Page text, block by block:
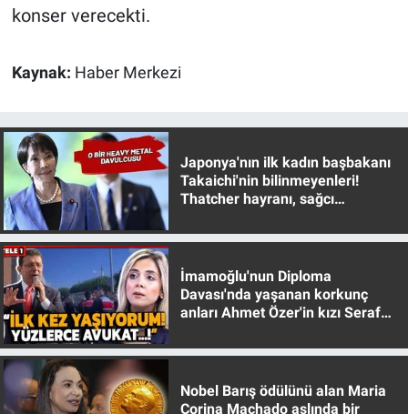
konser verecekti.
Kaynak: Haber Merkezi
Japonya'nın ilk kadın başbakanı
Takaichi'nin bilinmeyenleri!
Thatcher hayranı, sağcı
İmamoğlu'nun Diploma
Davası'nda yaşanan korkunç
anları Ahmet Özer'in kızı Seraf
Nobel Barış ödülünü alan Maria
Corina Machado aslında bir